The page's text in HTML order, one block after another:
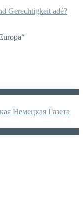
Gerechtigkeit adé?
Немецкая Газета